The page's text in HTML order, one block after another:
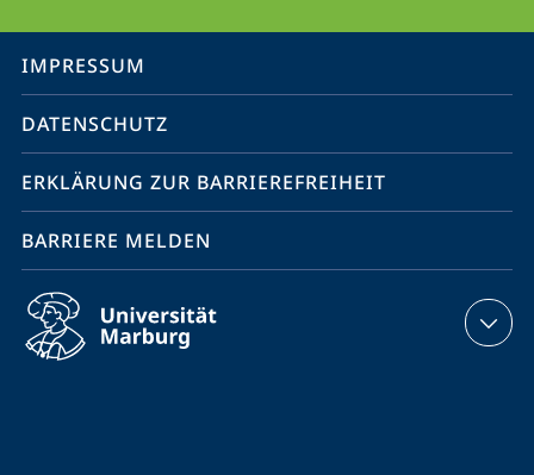
Service-
Navigation
IMPRESSUM
DATENSCHUTZ
ERKLÄRUNG ZUR BARRIEREFREIHEIT
BARRIERE MELDEN